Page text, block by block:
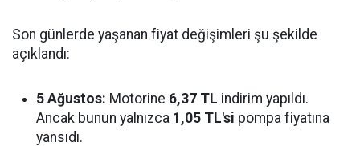
Son günlerde yaşanan fiyat değişimleri şu şekilde
açıklandı:
5 Ağustos: Motorine 6,37 TL indirim yapıldı.
Ancak bunun yalnızca 1,05 TL'si pompa fiyatına
yansıdı.